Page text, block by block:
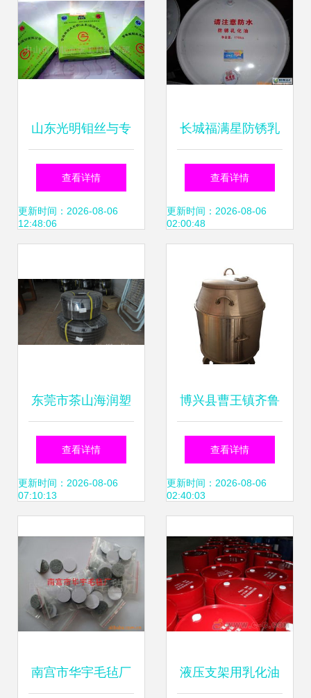
山东光明钼丝与专
业乳化油 冶金矿产
领域的高效解决方
查看详情
更新时间：2026-08-06
12:48:06
长城福满星防锈乳
化油 价格、厂家信
息与世界工厂网产
查看详情
更新时间：2026-08-06
02:00:48
东莞市茶山海润塑
料制品厂 专业生产
与批发优质塑料波
查看详情
更新时间：2026-08-06
07:10:13
博兴县曹王镇齐鲁
鑫达厨房设备厂 一
站式烧烤与厨房设
查看详情
更新时间：2026-08-06
02:40:03
南宫市华宇毛毡厂 液压支架用乳化油